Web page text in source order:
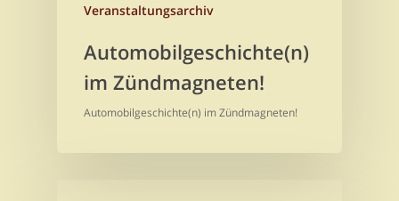
Veranstaltungsarchiv
Automobilgeschichte(n)
im Zündmagneten!
Automobilgeschichte(n) im Zündmagneten!